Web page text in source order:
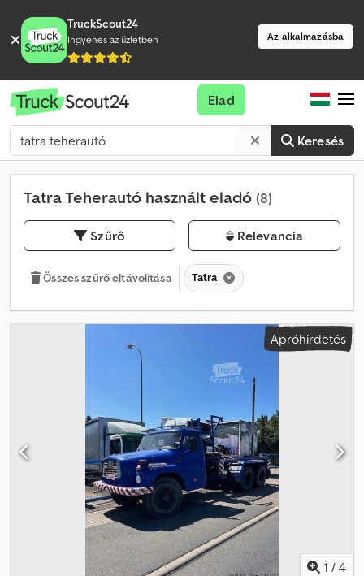
TruckScout24
Ingyenes az üzletben Az alkalmazásba
Keresés
Elad
Tatra Teherautó használt eladó (8)
Szűrő Relevancia
Összes szűrő eltávolítása Tatra
Apróhirdetés
1 / 4